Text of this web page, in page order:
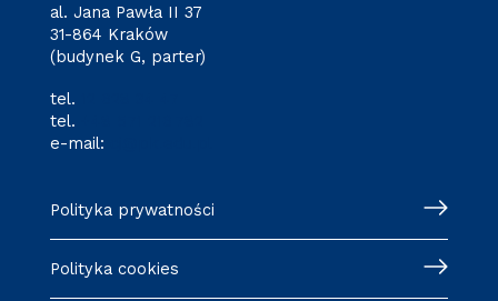
al. Jana Pawła II 37
31-864 Kraków
(budynek G, parter)
tel.
tel.
e-mail:
Polityka prywatności
Polityka cookies